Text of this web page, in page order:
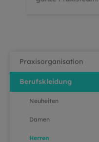
Praxisorganisation
Berufskleidung
Neuheiten
Damen
Herren